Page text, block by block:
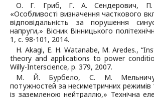
О. Г. Гриб, Г. А. Сендерович, П.
«Особливості визначення часткового
відповідальність за порушення
напруги,» Вісник Вінницького
1, с. 98-101, 2014.
H. Akagi, E. H. Watanabe, M. Aredes.,
theory and applications to power
Willy-Interscience, p. 379, 2007.
М. Й. Бурбело, С. М.
потужностей за несиметричних
із заземленою нейтраллю,» Технічна